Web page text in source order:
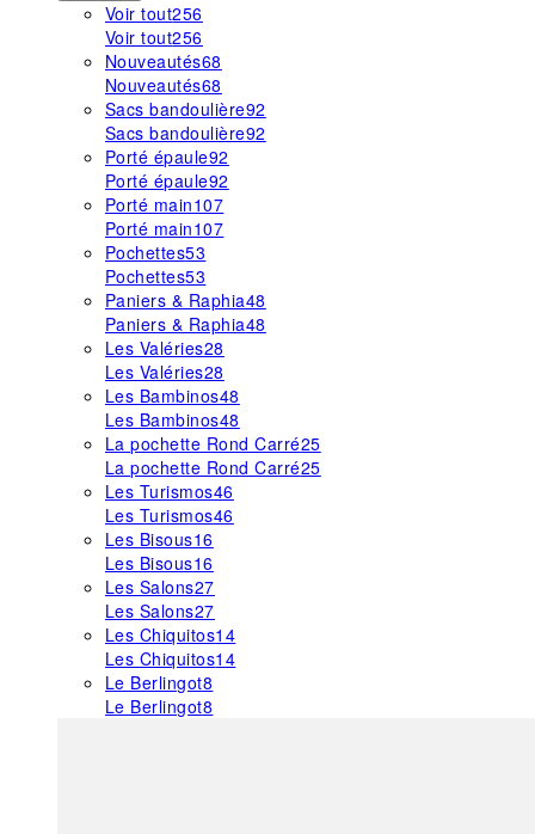
Voir tout256
Voir tout256
Nouveautés68
Nouveautés68
Sacs bandoulière92
Sacs bandoulière92
Porté épaule92
Porté épaule92
Porté main107
Porté main107
Pochettes53
Pochettes53
Paniers & Raphia48
Paniers & Raphia48
Les Valéries28
Les Valéries28
Les Bambinos48
Les Bambinos48
La pochette Rond Carré25
La pochette Rond Carré25
Les Turismos46
Les Turismos46
Les Bisous16
Les Bisous16
Les Salons27
Les Salons27
Les Chiquitos14
Les Chiquitos14
Le Berlingot8
Le Berlingot8